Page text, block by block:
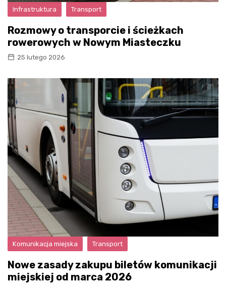
Infrastruktura Transport
Rozmowy o transporcie i ścieżkach
rowerowych w Nowym Miasteczku
25 lutego 2026
Komunikacja miejska Transport
Nowe zasady zakupu biletów komunikacji
miejskiej od marca 2026